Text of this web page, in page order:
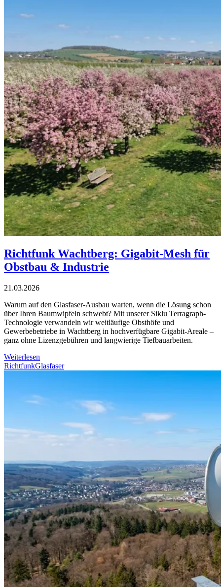
Richtfunk Wachtberg: Gigabit-Mesh für
Obstbau & Industrie
21.03.2026
Warum auf den Glasfaser-Ausbau warten, wenn die Lösung schon
über Ihren Baumwipfeln schwebt? Mit unserer Siklu Terragraph-
Technologie verwandeln wir weitläufige Obsthöfe und
Gewerbebetriebe in Wachtberg in hochverfügbare Gigabit-Areale –
ganz ohne Lizenzgebühren und langwierige Tiefbauarbeiten.
Weiterlesen
RichtfunkGlasfaser